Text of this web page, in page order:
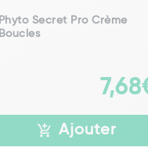
Phyto Secret Pro Crème
Boucles
Ajouter